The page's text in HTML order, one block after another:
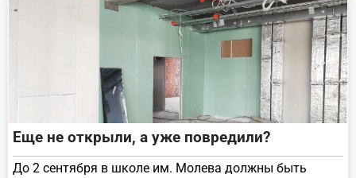
Еще не открыли, а уже повредили?
До 2 сентября в школе им. Молева должны быть